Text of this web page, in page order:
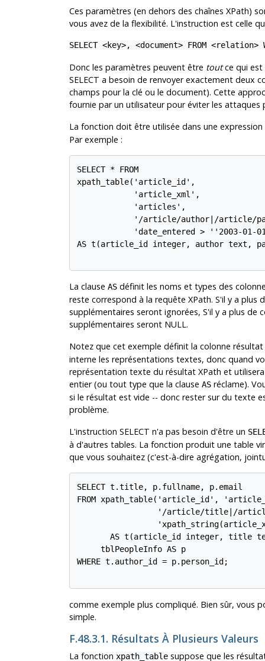
Ces paramètres (en dehors des chaînes XPath)
vous avez de la flexibilité. L'instruction est celle
SELECT <key>, <document> FROM <relation>
Donc les paramètres peuvent être toutce qui est
SELECT a besoin de renvoyer exactement deux
champs pour la clé ou le document). Cette
fournie par un utilisateur pour éviter les attaques
La fonction doit être utilisée dans une expression
Par exemple :
SELECT * FROM
xpath_table('article_id',
            'article_xml',
            'articles',
'/article/author|/article/
'date_entered > ''2003-01-
AS t(article_id integer, author text,
La clause ASdéfinit les noms et types des
reste correspond à la requête XPath. S'il y a
supplémentaires seront ignorées, S'il y a plus de
supplémentaires seront NULL.
Notez que cet exemple définit la colonne résultat
interne les représentations textes, donc quand
représentation texte du résultat XPath et
entier (ou tout type que la clause ASréclame).
si le résultat est vide -- donc rester sur du texte
problème.
L'instruction SELECT n'a pas besoin d'être un
à d'autres tables. La fonction produit une table
que vous souhaitez (c'est-à-dire agrégation,
SELECT t.title, p.fullname, p.email
FROM xpath_table('article_id',
'/article/title|/
AS t(article_id integer, title
     tblPeopleInfo AS p
WHERE t.author_id = p.person_id;
comme exemple plus compliqué. Bien sûr, vous
simple.
F.48.3.1. Résultats À Plusieurs Valeurs
La fonction xpath_tablesuppose que les